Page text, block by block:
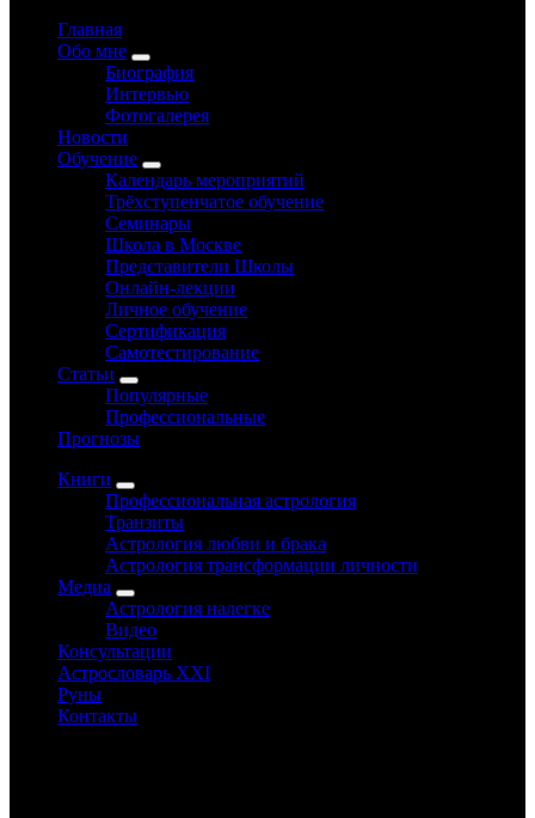
Главная
Обо мне
Биография
Интервью
Фотогалерея
Новости
Обучение
Календарь мероприятий
Трёхступенчатое обучение
Семинары
Школа в Москве
Представители Школы
Онлайн-лекции
Личное обучение
Сертификация
Самотестирование
Статьи
Популярные
Профессиональные
Прогнозы
Книги
Профессиональная астрология
Транзиты
Астрология любви и брака
Астрология трансформации личности
Медиа
Астрология налегке
Видео
Консультации
Астрословарь XXI
Руны
Контакты